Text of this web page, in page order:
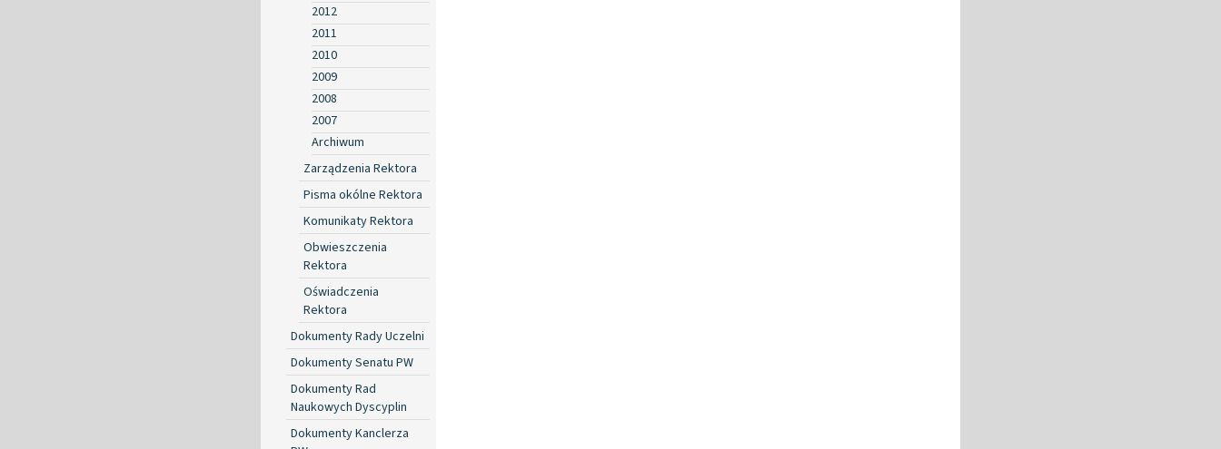
2012
2011
2010
2009
2008
2007
Archiwum
Zarządzenia Rektora
Pisma okólne Rektora
Komunikaty Rektora
Obwieszczenia
Rektora
Oświadczenia
Rektora
Dokumenty Rady Uczelni
Dokumenty Senatu PW
Dokumenty Rad
Naukowych Dyscyplin
Dokumenty Kanclerza